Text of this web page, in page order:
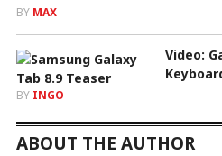
BY MAX
Video:
BY INGO
ABOUT THE AUTHOR